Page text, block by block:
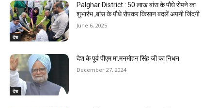
देश
Palghar District : 50 लाख बांस के पौधे रोपने का
शुभारंभ ,बांस के पौधे रोपकर किसान बदलें अपनी जिंदगी
June 6, 2025
देश
देश के पूर्व पीएम मा.मनमोहन सिंह जी का निधन
December 27, 2024